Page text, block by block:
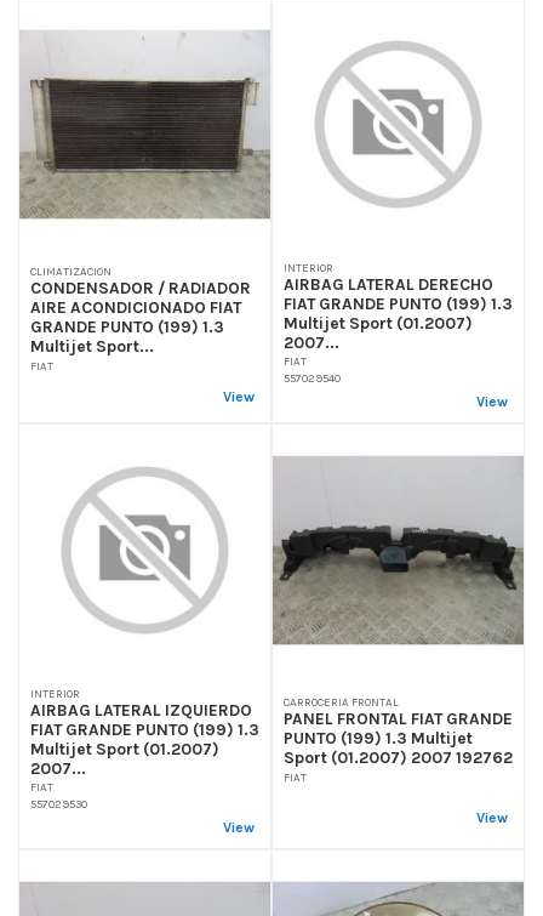
CLIMATIZACION
CONDENSADOR / RADIADOR
AIRE ACONDICIONADO FIAT
GRANDE PUNTO (199) 1.3
Multijet Sport...
FIAT
View
INTERIOR
AIRBAG LATERAL DERECHO
FIAT GRANDE PUNTO (199) 1.3
Multijet Sport (01.2007)
2007...
FIAT
557029540
View
INTERIOR
AIRBAG LATERAL IZQUIERDO
FIAT GRANDE PUNTO (199) 1.3
Multijet Sport (01.2007)
2007...
FIAT
557029530
View
CARROCERIA FRONTAL
PANEL FRONTAL FIAT GRANDE
PUNTO (199) 1.3 Multijet
Sport (01.2007) 2007 192762
FIAT
View